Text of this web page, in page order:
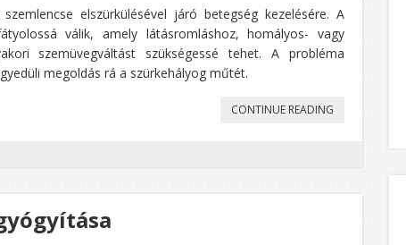
elszürkülésével járó betegség kezelésére. A
válik, amely látásromláshoz, homályos- vagy
szemüvegváltást szükségessé tehet. A probléma
megoldás rá a szürkehályog műtét.
CONTINUE READING